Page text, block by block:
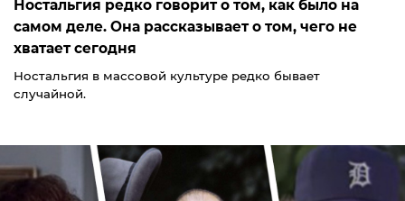
Ностальгия редко говорит о том, как было на
самом деле. Она рассказывает о том, чего не
хватает сегодня
Ностальгия в массовой культуре редко бывает
случайной.